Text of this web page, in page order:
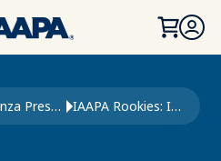
PRINCIPAL
Enseñanza Presencial IAAPA Rookies: Introducción a Los Centros de Ocio Familiar (FEC)